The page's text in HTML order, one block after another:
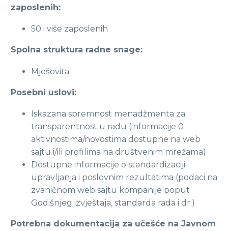
zaposlenih:
50 i više zaposlenih
Spolna struktura radne snage:
Mješovita
Posebni uslovi:
Iskazana spremnost menadžmenta za
transparentnost u radu (informacije 0
aktivnostima/novostima dostupne na web
sajtu i/ili profilima na društvenim mrežama)
Dostupne informacije o standardizaciji
upravljanja i poslovnim rezultatima (podaci na
zvaničnom web sajtu kompanije poput
Godišnjeg izvještaja, standarda rada i dr.)
Potrebna dokumentacija za učešće na Javnom